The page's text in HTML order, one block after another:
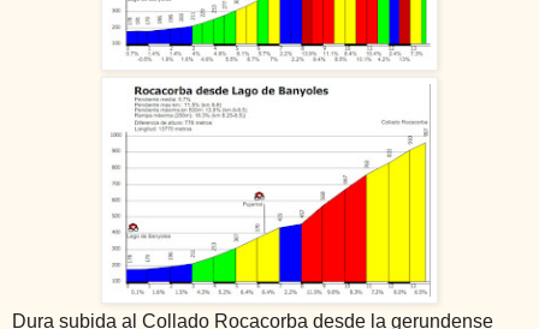
Dura subida al Collado Rocacorba desde la gerundense